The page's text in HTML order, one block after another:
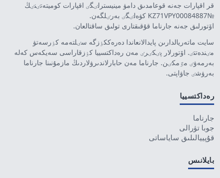
قر اقپارات جەنە قوعامدىق دامۋ مينيسترلٸگٸ اقپارات كوميتەتٸنٸڭ
№KZ71VPY00084887 كۋەلٸگٸ بەرٸلگەن.
اۆتورلىق جەنە جارناما قۇقىقتارى تولىق ساقتالعان.
سايت ماتەريالدارىن پايدالانعاندا دەرەككٶزگە سٸلتەمە كٶرسەتۋ
مٸندەتتٸ. اۆتورلار پٸكٸرٸ مەن رەداكتسييا كٶزقاراسى سەيكەس كەلە
بەرمەۋٸ مٷمكٸن. جارناما مەن حابارلاندىرۋلاردىڭ مازمۇنىنا جارناما
بەرۋشٸ جاۋاپتى.
رەداكتسييا
جارناما
جوبا تۋرالى
قۇپييالىلىق ساياساتى
بايلانىس